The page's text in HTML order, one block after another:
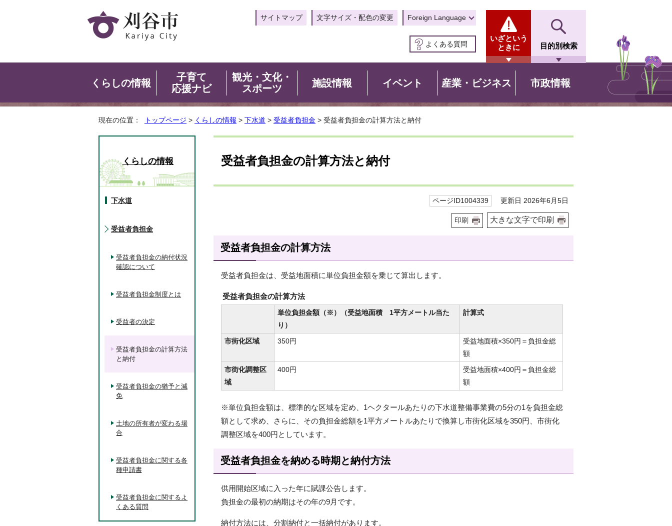
サイトマップ 文字サイズ・配色の変更 Foreign Language
よくある質問
いざという
ときに
目的別検索
くらしの情報
子育て
応援ナビ
観光・文化・
スポーツ
施設情報 イベント 産業・ビジネス 市政情報
現在の位置： トップページ > くらしの情報 > 下水道 > 受益者負担金 > 受益者負担金の計算方法と納付
受益者負担金の計算方法と納付
ページID1004339 更新日 2026年6月5日
印刷 大きな文字で印刷
受益者負担金の計算方法
受益者負担金は、受益地面積に単位負担金額を乗じて算出します。
受益者負担金の計算方法
単位負担金額（※）（受益地面積 1平方メートル当た
り）
計算式
市街化区域 350円
受益地面積×350円＝負担金総
額
市街化調整区
域
400円
受益地面積×400円＝負担金総
額
※単位負担金額は、標準的な区域を定め、1ヘクタールあたりの下水道整備事業費の5分の1を負担金総
額として求め、さらに、その負担金総額を1平方メートルあたりで換算し市街化区域を350円、市街化
調整区域を400円としています。
受益者負担金を納める時期と納付方法
供用開始区域に入った年に賦課公告します。
負担金の最初の納期はその年の9月です。
納付方法には、分割納付と一括納付があります。
くらしの情報
下水道
受益者負担金
受益者負担金の納付状況
確認について
受益者負担金制度とは
受益者の決定
受益者負担金の計算方法
と納付
受益者負担金の猶予と減
免
土地の所有者が変わる場
合
受益者負担金に関する各
種申請書
受益者負担金に関するよ
くある質問